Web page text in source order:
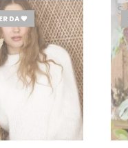
DA 💗